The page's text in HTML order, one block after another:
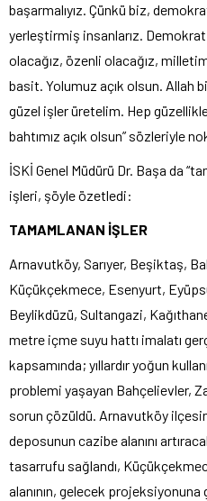
başarmalıyız. Çünkü biz,
yerleştirmiş insanlarız. Demokrat
olacağız, özenli olacağız,
basit. Yolumuz açık olsun. Allah
güzel işler üretelim. Hep
bahtımız açık olsun” sözleriyle
İSKİ Genel Müdürü Dr. Başa da
işleri, şöyle özetledi:
TAMAMLANAN İŞLER
Arnavutköy, Sarıyer, Beşiktaş,
Küçükçekmece, Esenyurt,
Beylikdüzü, Sultangazi,
metre içme suyu hattı imalatı
kapsamında; yıllardır yoğun
problemi yaşayan Bahçelievler,
sorun çözüldü. Arnavutköy
deposunun cazibe alanını
tasarrufu sağlandı,
alanının, gelecek projeksiyonuna